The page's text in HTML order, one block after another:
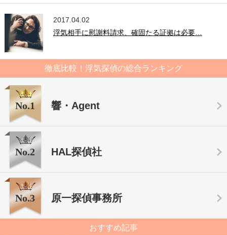
2017.04.02
浮気相手に慰謝料請求、確固たる証拠は必要…
徹底比較！浮気探偵の総合ランキング
No.1 響・Agent
No.2 HAL探偵社
No.3 原一探偵事務所
おすすめ記事